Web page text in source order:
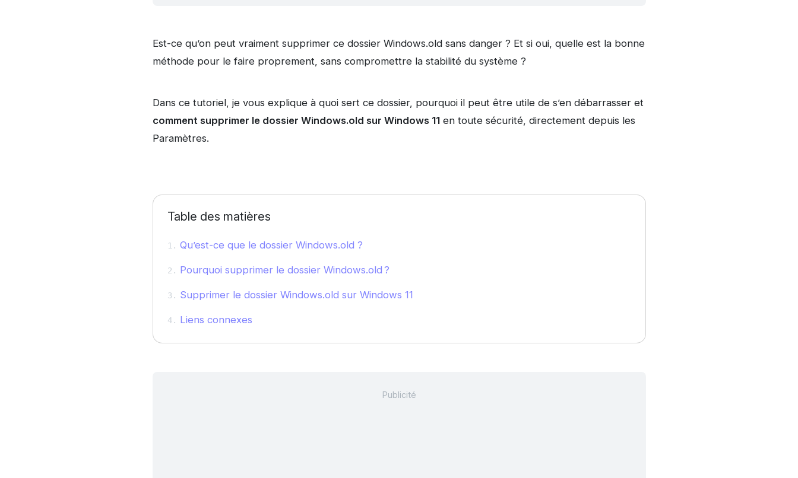
Est-ce qu’on peut vraiment supprimer ce dossier Windows.old sans danger ? Et si oui, quelle est la bonne
méthode pour le faire proprement, sans compromettre la stabilité du système ?
Dans ce tutoriel, je vous explique à quoi sert ce dossier, pourquoi il peut être utile de s’en débarrasser et
comment supprimer le dossier Windows.old sur Windows 11en toute sécurité, directement depuis les
Paramètres.
Table des matières
Qu’est-ce que le dossier Windows.old ?
Pourquoi supprimer le dossier Windows.old ?
Supprimer le dossier Windows.old sur Windows 11
Liens connexes